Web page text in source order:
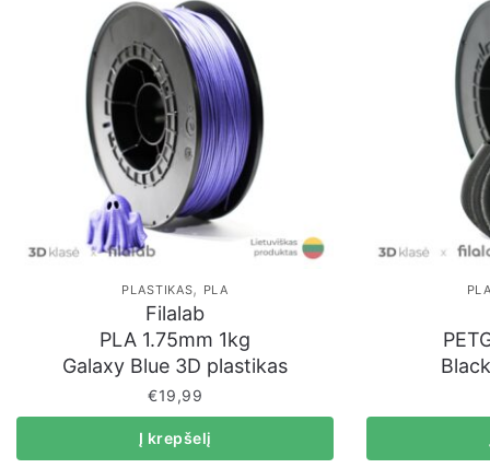
PLASTIKAS, PLA
Filalab
PLA 1.75mm 1kg
Galaxy Blue 3D plastikas
€19,99
Į krepšelį